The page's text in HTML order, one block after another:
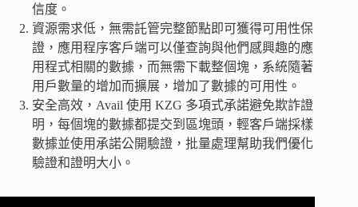
信度。
資源需求低，無需託管完整節點即可獲得可用性保
證，應用程序客戶端可以僅查詢與他們感興趣的應
用程式相關的數據，而無需下載整個塊，系統隨著
用戶數量的增加而擴展，增加了數據的可用性。
安全高效，Avail 使用 KZG 多項式承諾避免欺詐證
明，每個塊的數據都提交到區塊頭，輕客戶端採樣
數據並使用承諾公開驗證，批量處理幫助我們優化
驗證和證明大小。